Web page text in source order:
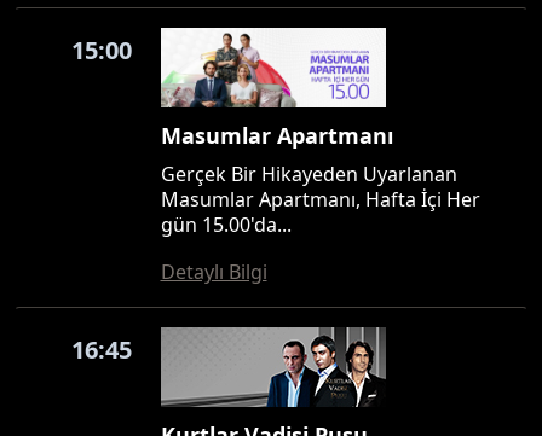
15:00
Masumlar Apartmanı
Gerçek Bir Hikayeden Uyarlanan
Masumlar Apartmanı, Hafta İçi Her
gün 15.00'da...
Detaylı Bilgi
16:45